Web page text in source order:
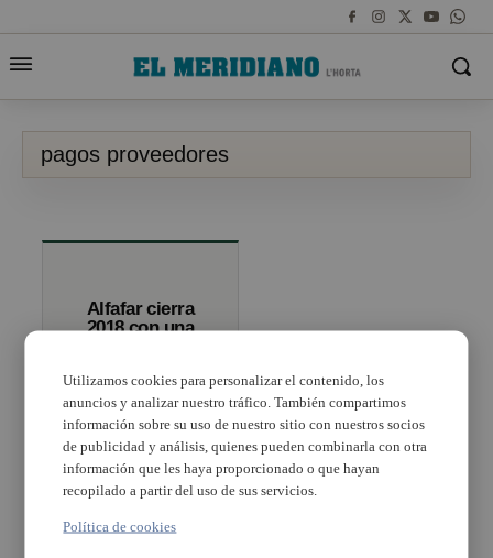
pagos proveedores
Alfafar cierra
2018 con una
inferior a 7 días
Utilizamos cookies para personalizar el contenido, los
anuncios y analizar nuestro tráfico. También compartimos
información sobre su uso de nuestro sitio con nuestros socios
de publicidad y análisis, quienes pueden combinarla con otra
información que les haya proporcionado o que hayan
recopilado a partir del uso de sus servicios.
Política de cookies